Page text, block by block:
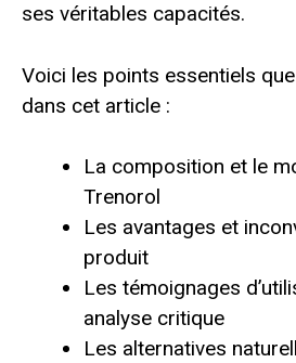
ses véritables capacités.
Voici les points essentiels
dans cet article :
La composition et le
Trenorol
Les avantages et
produit
Les témoignages
analyse critique
Les alternatives